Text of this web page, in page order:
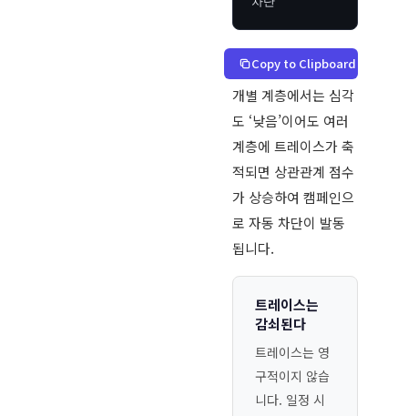
Copy to Clipboard
개별 계층에서는 심각
도 ‘낮음’이어도 여러
계층에 트레이스가 축
적되면 상관관계 점수
가 상승하여 캠페인으
로 자동 차단이 발동
됩니다.
트레이스는
감쇠된다
트레이스는 영
구적이지 않습
니다. 일정 시